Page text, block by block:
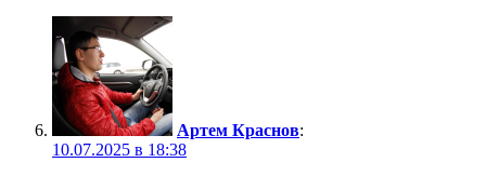
Артем Краснов:
10.07.2025 в 18:38